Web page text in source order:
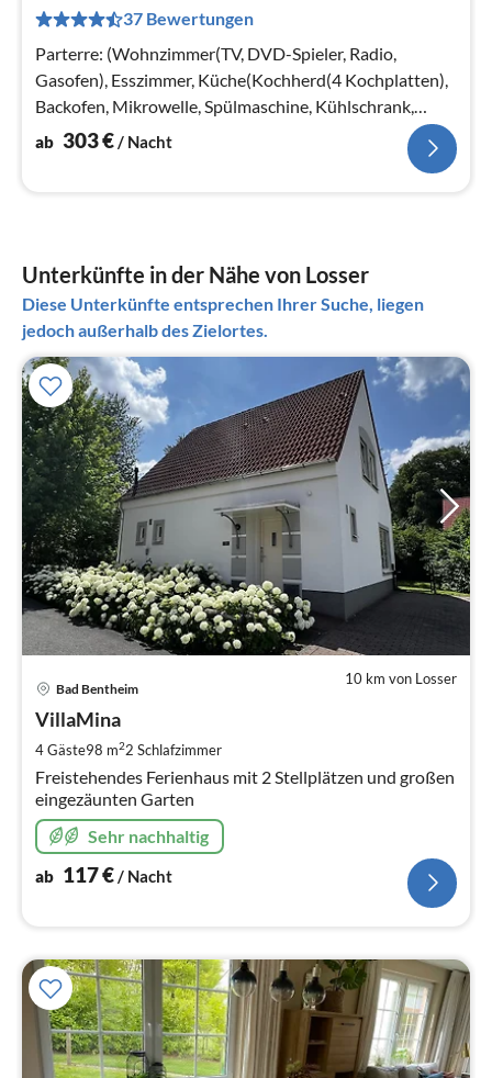
37 Bewertungen
Parterre: (Wohnzimmer(TV, DVD-Spieler, Radio,
Gasofen), Esszimmer, Küche(Kochherd(4 Kochplatten),
Backofen, Mikrowelle, Spülmaschine, Kühlschrank,
Tiefkühlschrank)
ab 303€/ Nacht
Unterkünfte in der Nähe von Losser
Diese Unterkünfte entsprechen Ihrer Suche, liegen
jedoch außerhalb des Zielortes.
10 km von Losser
Bad Bentheim
VillaMina
4 Gäste98 m22 Schlafzimmer
Freistehendes Ferienhaus mit 2 Stellplätzen und großen
eingezäunten Garten
Sehr nachhaltig
ab 117€/ Nacht